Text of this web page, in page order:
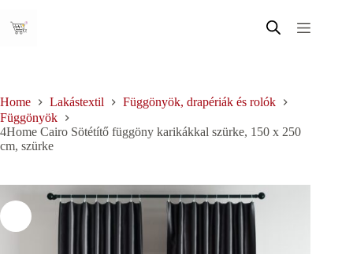
content
Home Lakástextil
Függönyök, drapériák és rolók
Függönyök
4Home Cairo Sötétítő függöny karikákkal szürke, 150 x 250
cm, szürke